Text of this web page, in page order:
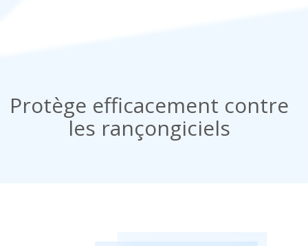
Protège efficacement contre
les rançongiciels